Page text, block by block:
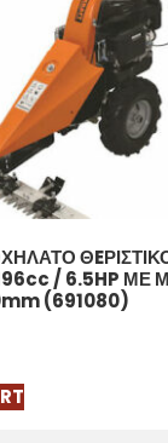
/ 6.5HP ΜΕ
(691080)